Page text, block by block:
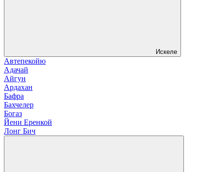
Искеле
Автепекойю
Адачай
Айгун
Ардахан
Бафра
Бахчелер
Богаз
Йени Еренкой
Лонг Бич